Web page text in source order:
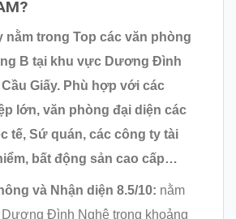
nằm trong Top các văn phòng
B tại khu vực Dương Đình
Giấy. Phù hợp với các
lớn, văn phòng đại diện các
tế, Sứ quán, các công ty tài
bất động sản cao cấp…
và Nhận diện 8.5/10: nằm
Dương Đình Nghệ trong khoảng